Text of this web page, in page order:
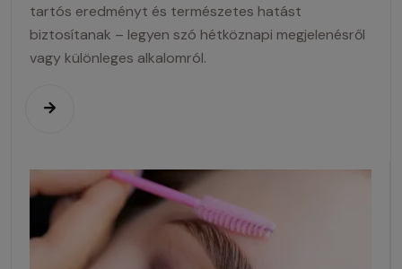
tartós eredményt és természetes hatást
biztosítanak – legyen szó hétköznapi megjelenésről
vagy különleges alkalomról.